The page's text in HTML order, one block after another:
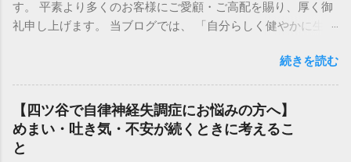
ております 。 婦人科と精神科は、実際の診療では密接に関わ
っています。 ホルモンバランスの変化がこころに影響するこ
ります。 四ツ谷で婦人科・精神科・心療内科をお探しの方に
とって、 安心してご相談いただける場所でありたいと考えて
います。 場所は少し変わりましたが、 これまでと変わらず、
一人ひとりのお話を丁寧にうかがいながら診療を行ってまい
ります 。 どうぞ今後ともよろしくお願いいたします。
す。 平素より多くのお客様にご愛顧・ご高配を賜り、厚く御
礼申し上げます。 当ブログでは、 「自分らしく健やかに生き
に貢献する情報をお届けできるよう、コラムを適宜発信致し
ます💻 皆様のお役に立てるよう、スタッフ一同、より一層サ
ービスの向上に努めて参ります。 ホームページTOPはこちら
ご予約はこちら
続きを読む
【四ツ谷で自律神経失調症にお悩みの方へ】
めまい・吐き気・不安が続くときに考えるこ
と